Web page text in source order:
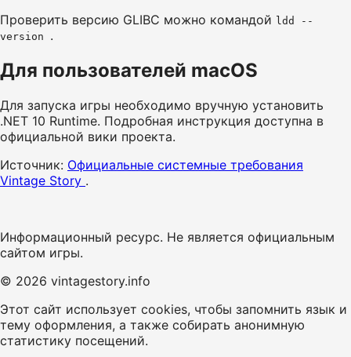
Проверить версию GLIBC можно командой ldd --
version .
Для пользователей macOS
Для запуска игры необходимо вручную установить
.NET 10 Runtime. Подробная инструкция доступна в
официальной вики проекта.
Источник: Официальные системные требования
Vintage Story .
Информационный ресурс. Не является официальным
сайтом игры.
© 2026 vintagestory.info
Этот сайт использует cookies, чтобы запомнить язык и
тему оформления, а также собирать анонимную
статистику посещений.